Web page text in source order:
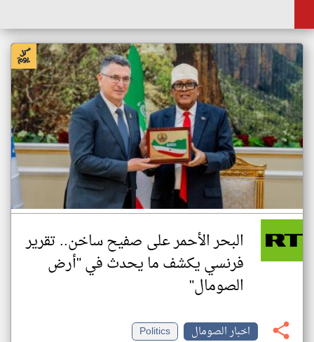
البحر الأحمر على صفيح ساخن.. تقرير
فرنسي يكشف ما يحدث في "أرض
الصومال"
اخبار الصومال
Politics